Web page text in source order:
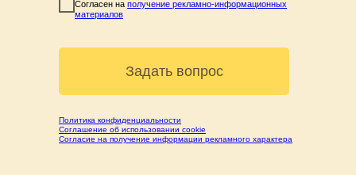
Политика конфиденциальности
Соглашение об использовании cookie
Согласие на получение информации рекламного характера
Согласен на получение рекламно-информационных
материалов
Задать вопрос